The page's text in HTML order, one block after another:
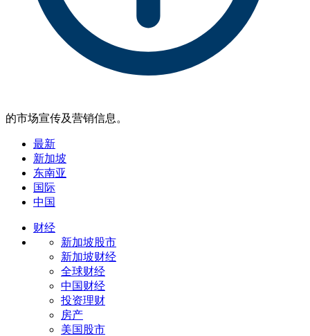
的市场宣传及营销信息。
最新
新加坡
东南亚
国际
中国
财经
新加坡股市
新加坡财经
全球财经
中国财经
投资理财
房产
美国股市